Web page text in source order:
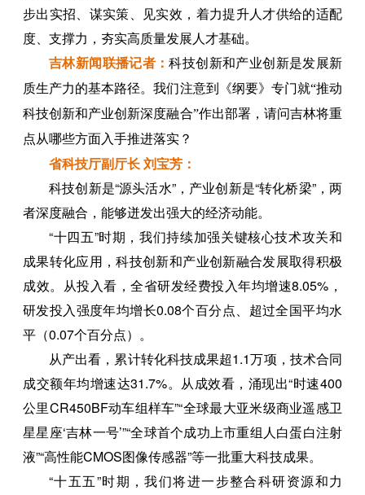
步出实招、谋实策、见实效，着力提升人才供给的适配
度、支撑力，夯实高质量发展人才基础。
吉林新闻联播记者 ：科技创新和产业创新是发展新
质生产力的基本路径。我们注意到《纲要》专门就“推动
科技创新和产业创新深度融合”作出部署，请问吉林将重
点从哪些方面入手推进落实？
省科技厅副厅长 刘宝芳：
科技创新是“源头活水”，产业创新是“转化桥梁”，两
者深度融合，能够迸发出强大的经济动能。
“十四五”时期，我们持续加强关键核心技术攻关和
成果转化应用，科技创新和产业创新融合发展取得积极
成效。从投入看，全省研发经费投入年均增速8.05%，
研发投入强度年均增长0.08个百分点、超过全国平均水
平（0.07个百分点）。
从产出看，累计转化科技成果超1.1万项，技术合同
成交额年均增速达31.7%。从成效看，涌现出“时速400
公里CR450BF动车组样车”“全球最大亚米级商业遥感卫
星星座‘吉林一号’”“全球首个成功上市重组人白蛋白注射
液”“高性能CMOS图像传感器”等一批重大科技成果。
“十五五”时期，我们将进一步整合科研资源和力